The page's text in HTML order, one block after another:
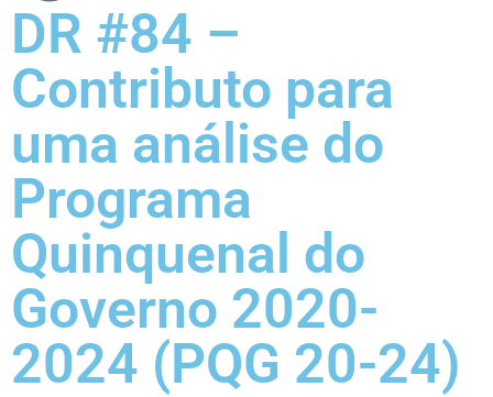
DR #84 –
Contributo para
uma análise do
Programa
Quinquenal do
Governo 2020-
2024 (PQG 20-24)